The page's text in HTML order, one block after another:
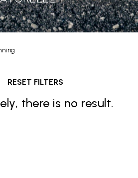
RESET FILTERS
there is no result.